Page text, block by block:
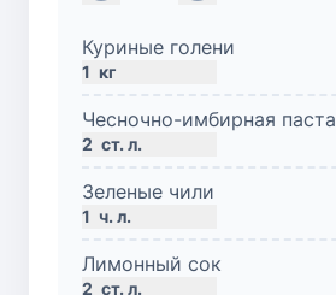
Куриные голени
1 кг
Чесночно-имбирная паста
2 ст. л.
Зеленые чили
1 ч. л.
Лимонный сок
2 ст. л.